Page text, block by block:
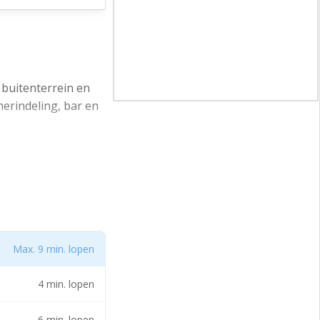
buitenterrein en
bar en
eigen
aansluitend de
van
rijafstand.
Max. 9 min. lopen
4 min. lopen